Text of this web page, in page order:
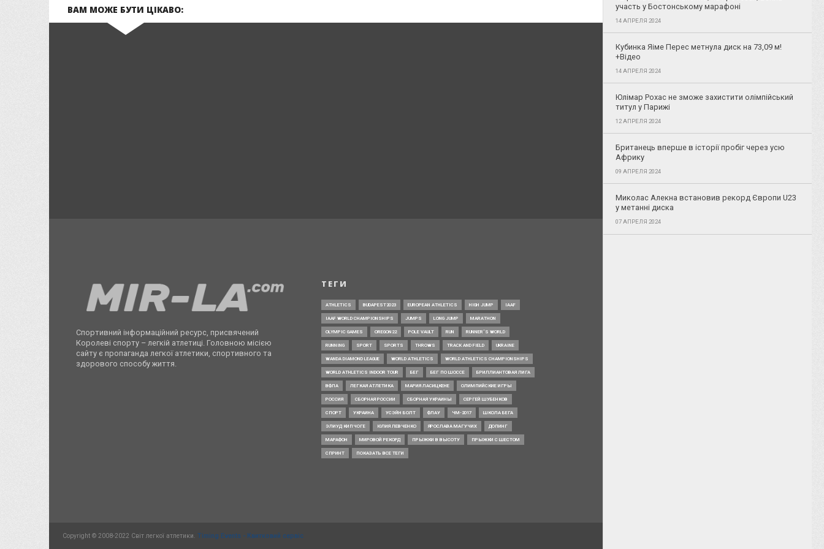
ВАМ МОЖЕ БУТИ ЦІКАВО:
участь у Бостонському марафоні
14 АПРЕЛЯ 2024
Кубинка Яіме Перес метнула диск на 73,09 м!
+Відео
14 АПРЕЛЯ 2024
Юлімар Рохас не зможе захистити олімпійський
титул у Парижі
12 АПРЕЛЯ 2024
Британець вперше в історії пробіг через усю
Африку
09 АПРЕЛЯ 2024
Миколас Алекна встановив рекорд Європи U23
у метанні диска
07 АПРЕЛЯ 2024
Спортивний інформаційний ресурс, присвячений
Королеві спорту – легкій атлетиці. Головною місією
сайту є пропаганда легкої атлетики, спортивного та
здорового способу життя.
ТЕГИ
ATHLETICS BUDAPEST2023 EUROPEAN ATHLETICS HIGH JUMP IAAF
IAAF WORLD CHAMPIONSHIPS JUMPS LONG JUMP MARATHON
OLYMPIC GAMES OREGON22 POLE VAULT RUN RUNNER’S WORLD
RUNNING SPORT SPORTS THROWS TRACK AND FIELD UKRAINE
WANDA DIAMOND LEAGUE WORLD ATHLETICS WORLD ATHLETICS CHAMPIONSHIPS
WORLD ATHLETICS INDOOR TOUR БЕГ БЕГ ПО ШОССЕ БРИЛЛИАНТОВАЯ ЛИГА
ВФЛА ЛЕГКАЯ АТЛЕТИКА МАРИЯ ЛАСИЦКЕНЕ ОЛИМПИЙСКИЕ ИГРЫ
РОССИЯ СБОРНАЯ РОССИИ СБОРНАЯ УКРАИНЫ СЕРГЕЙ ШУБЕНКОВ
СПОРТ УКРАИНА УСЭЙН БОЛТ ФЛАУ ЧМ-2017 ШКОЛА БЕГА
ЭЛИУД КИПЧОГЕ ЮЛИЯ ЛЕВЧЕНКО ЯРОСЛАВА МАГУЧИХ ДОПИНГ
МАРАФОН МИРОВОЙ РЕКОРД ПРЫЖКИ В ВЫСОТУ ПРЫЖКИ С ШЕСТОМ
СПРИНТ ПОКАЗАТЬ ВСЕ ТЕГИ
Copyright © 2008-2022 Світ легкої атлетики.Timing Events - Квитковий сервіс